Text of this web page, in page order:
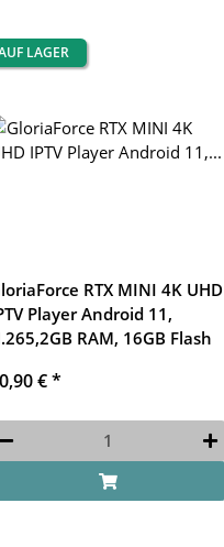
LAGER
RTX MINI 4K UHD
Player Android 11,
RAM, 16GB Flash
€*